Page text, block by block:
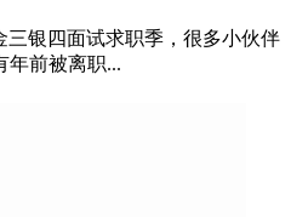
三银四面试求职季，很多小伙伴
年前被离职...